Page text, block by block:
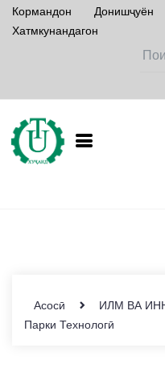
Кормандон Донишҷуён
Хатмкунандагон
Асосӣ
ИЛМ ВА
Парки Технологӣ